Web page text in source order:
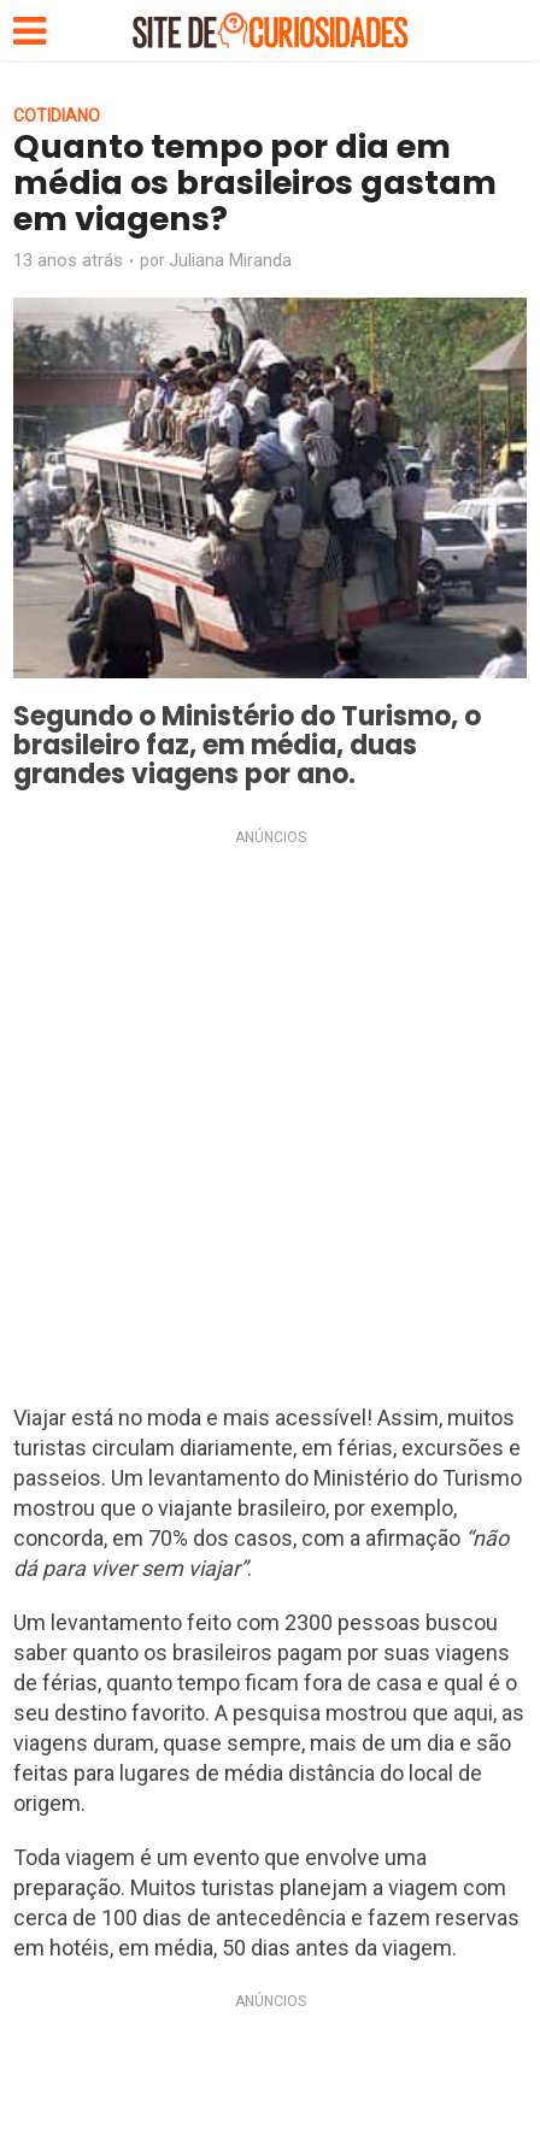
COTIDIANO
Quanto tempo por dia em
média os brasileiros gastam
em viagens?
13 anos atrás por Juliana Miranda
Segundo o Ministério do Turismo, o
brasileiro faz, em média, duas
grandes viagens por ano.
ANÚNCIOS
Viajar está no moda e mais acessível! Assim, muitos
turistas circulam diariamente, em férias, excursões e
passeios. Um levantamento do Ministério do Turismo
mostrou que o viajante brasileiro, por exemplo,
concorda, em 70% dos casos, com a afirmação “não
dá para viver sem viajar”.
Um levantamento feito com 2300 pessoas buscou
saber quanto os brasileiros pagam por suas viagens
de férias, quanto tempo ficam fora de casa e qual é o
seu destino favorito. A pesquisa mostrou que aqui, as
viagens duram, quase sempre, mais de um dia e são
feitas para lugares de média distância do local de
origem.
Toda viagem é um evento que envolve uma
preparação. Muitos turistas planejam a viagem com
cerca de 100 dias de antecedência e fazem reservas
em hotéis, em média, 50 dias antes da viagem.
ANÚNCIOS